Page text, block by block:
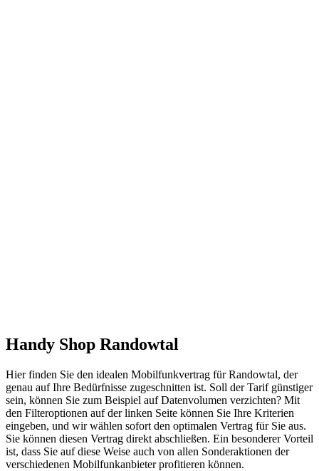
Handy Shop Randowtal
Hier finden Sie den idealen Mobilfunkvertrag für Randowtal, der
genau auf Ihre Bedürfnisse zugeschnitten ist. Soll der Tarif günstiger
sein, können Sie zum Beispiel auf Datenvolumen verzichten? Mit
den Filteroptionen auf der linken Seite können Sie Ihre Kriterien
eingeben, und wir wählen sofort den optimalen Vertrag für Sie aus.
Sie können diesen Vertrag direkt abschließen. Ein besonderer Vorteil
ist, dass Sie auf diese Weise auch von allen Sonderaktionen der
verschiedenen Mobilfunkanbieter profitieren können.